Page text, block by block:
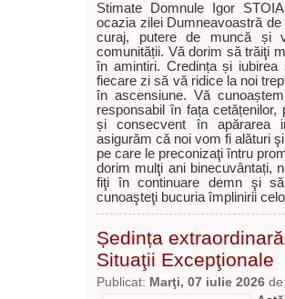
Stimate Domnule Igor
ocazia zilei Dumneavoastră
curaj, putere de muncă și
comunității. Vă dorim să trăiţi
în amintiri. Credința și
fiecare zi să vă ridice la noi
în ascensiune. Vă
responsabil în fața
și consecvent în apărarea
asigurăm că noi vom fi alături
pe care le preconizaţi întru
dorim mulţi ani binecuvântați,
fiţi în continuare demn şi
cunoaşteţi bucuria împlinirii
Ședința
Situaţii Excepţionale
Publicat: Marţi, 07 iulie 2026